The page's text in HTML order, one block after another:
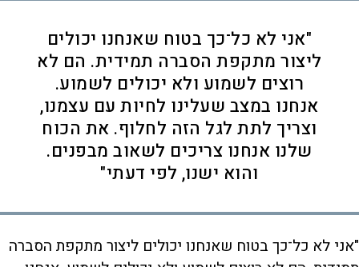
"אני לא כל־כך בטוח שאנחנו יכולים
ליצור מתקפת הסברה תמידית. הם לא
רוצים לשמוע ולא יכולים לשמוע.
אנחנו במצב שעלינו לחיות עם עצמנו,
וצריך לתת לגל הזה לחלוף. את הכוח
שלנו אנחנו צריכים לשאוב מבפנים.
והוא ישנו, לפי דעתי"
"אני לא כל־כך בטוח שאנחנו יכולים ליצור מתקפת הסברה